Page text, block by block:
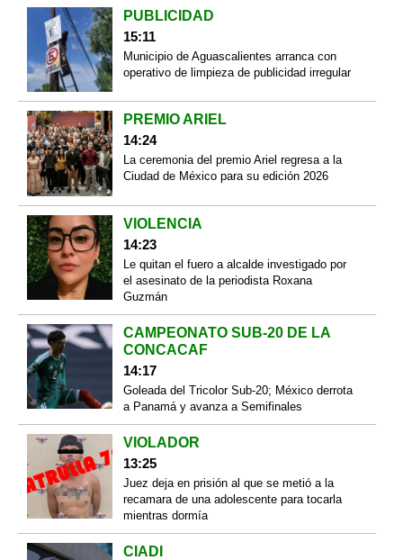
PUBLICIDAD
15:11
Municipio de Aguascalientes arranca con
operativo de limpieza de publicidad irregular
PREMIO ARIEL
14:24
La ceremonia del premio Ariel regresa a la
Ciudad de México para su edición 2026
VIOLENCIA
14:23
Le quitan el fuero a alcalde investigado por
el asesinato de la periodista Roxana
Guzmán
CAMPEONATO SUB-20 DE LA
CONCACAF
14:17
Goleada del Tricolor Sub-20; México derrota
a Panamá y avanza a Semifinales
VIOLADOR
13:25
Juez deja en prisión al que se metió a la
recamara de una adolescente para tocarla
mientras dormía
CIADI